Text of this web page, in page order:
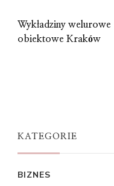
Wykładziny welurowe
obiektowe Kraków
KATEGORIE
BIZNES